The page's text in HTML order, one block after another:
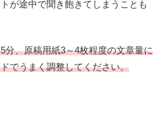
が途中で聞き飽きてしまうことも
分、原稿用紙3～4枚程度の文章量に
でうまく調整してください。